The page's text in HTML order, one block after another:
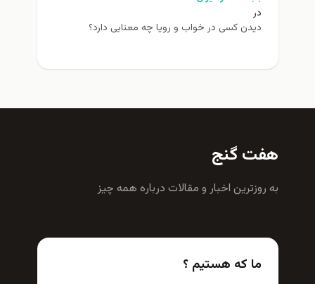
در
دیدن کسی در خواب و رویا چه معنایی دارد؟
هفت گنج
به روزترين اخبار و مقالات درباره همه چيز
ما که هستیم ؟